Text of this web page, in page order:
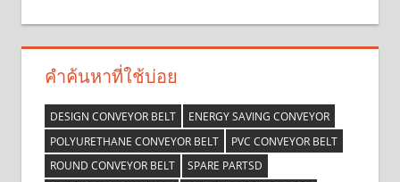
คำค้นหาที่ใช้บ่อย
DESIGN CONVEYOR BELT
ENERGY SAVING CONVEYOR
POLYURETHANE CONVEYOR BELT
PVC CONVEYOR BELT
ROUND CONVEYOR BELT
SPARE PARTSD